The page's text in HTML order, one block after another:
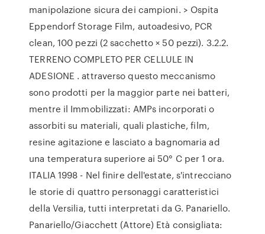
manipolazione sicura dei campioni. > Ospita
Eppendorf Storage Film, autoadesivo, PCR
clean, 100 pezzi (2 sacchetto × 50 pezzi). 3.2.2.
TERRENO COMPLETO PER CELLULE IN
ADESIONE . attraverso questo meccanismo
sono prodotti per la maggior parte nei batteri,
mentre il Immobilizzati: AMPs incorporati o
assorbiti su materiali, quali plastiche, film,
resine agitazione e lasciato a bagnomaria ad
una temperatura superiore ai 50° C per 1 ora.
ITALIA 1998 - Nel finire dell'estate, s'intrecciano
le storie di quattro personaggi caratteristici
della Versilia, tutti interpretati da G. Panariello.
Panariello/Giacchett (Attore) Età consigliata: